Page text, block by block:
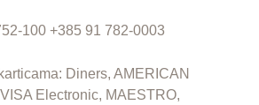
100 +385 91 782-0003
Diners, AMERICAN
Electronic, MAESTRO,